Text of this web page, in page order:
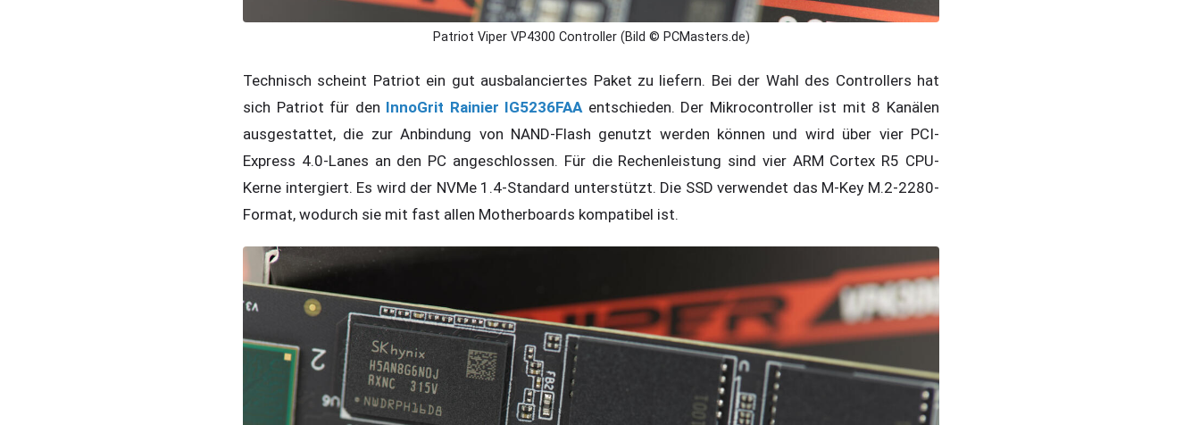
Patriot Viper VP4300 Controller (Bild © PCMasters.de)
Technisch scheint Patriot ein gut ausbalanciertes Paket zu liefern. Bei der Wahl des Controllers hat
sich Patriot für den InnoGrit Rainier IG5236FAAentschieden. Der Mikrocontroller ist mit 8 Kanälen
ausgestattet, die zur Anbindung von NAND-Flash genutzt werden können und wird über vier PCI-
Express 4.0-Lanes an den PC angeschlossen. Für die Rechenleistung sind vier ARM Cortex R5 CPU-
Kerne intergiert. Es wird der NVMe 1.4-Standard unterstützt. Die SSD verwendet das M-Key M.2-2280-
Format, wodurch sie mit fast allen Motherboards kompatibel ist.